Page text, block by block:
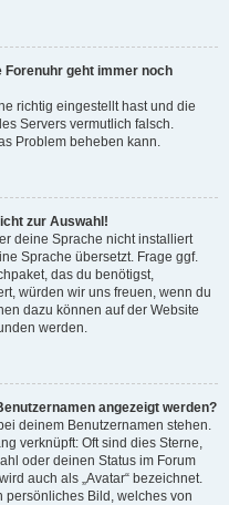
Forenuhr geht immer noch
richtig eingestellt hast und die
Servers vermutlich falsch.
Problem beheben kann.
zur Auswahl!
deine Sprache nicht installiert
Sprache übersetzt. Frage ggf.
das du benötigst,
würden wir uns freuen, wenn du
dazu können auf der Website
werden.
angezeigt werden?
deinem Benutzernamen stehen.
verknüpft: Oft sind dies Sterne,
oder deinen Status im Forum
auch als „Avatar“ bezeichnet.
persönliches Bild, welches von